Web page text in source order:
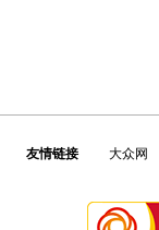
友情链接 大众网